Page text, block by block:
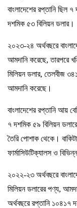
বাংলাদেশের রপ্তানি ছিল
দশমিক ৫৩ বিলিয়ন ডলার।
২০২৩-২৪ অর্থবছরে
আমদানি করেছে, তারপরে
মিলিয়ন ডলার, তেলবীজ
আমদানি করেছে।
বাংলাদেশের রপ্তানি আয়
৭ দশমিক ৫৯ বিলিয়ন
তৈরি পোশাক থেকে।
ফার্মাসিউটিক্যালস ও
২০২২-২৩ অর্থবছরে
মিলিয়ন ডলারের পণ্য,
অর্থবছরে রপ্তানি ১০৪১৭